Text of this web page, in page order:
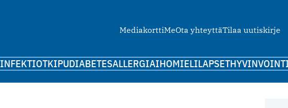
MediakorttiMeOta yhteyttäTilaa uutiskirje
INFEKTIOTKIPUDIABETESALLERGIAIHOMIELILAPSET